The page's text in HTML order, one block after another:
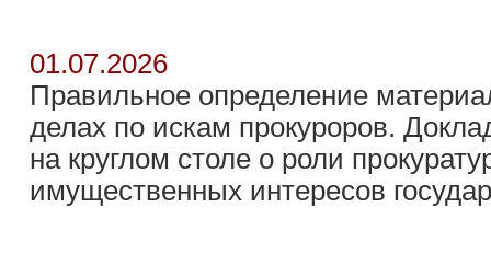
01.07.2026
Правильное определение
делах по искам прокуроров.
на круглом столе о роли
имущественных интересов